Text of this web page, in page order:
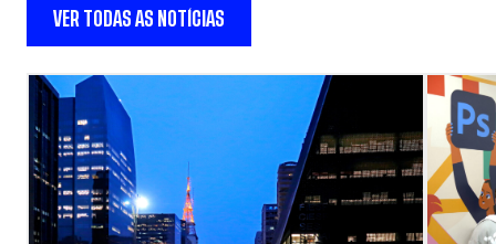
VER TODAS AS NOTÍCIAS